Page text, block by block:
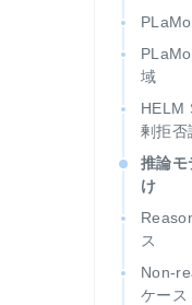
域
HELM
剰拒否
推論モ
け
ス
Non-
ケース